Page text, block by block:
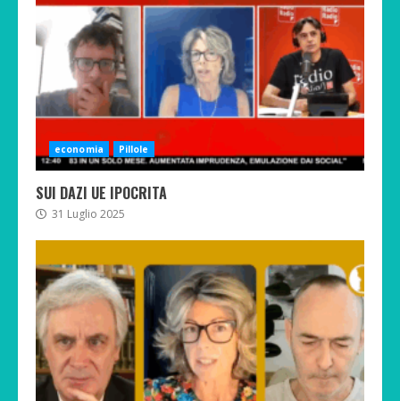
economia Pillole
SUI DAZI UE IPOCRITA
31 Luglio 2025